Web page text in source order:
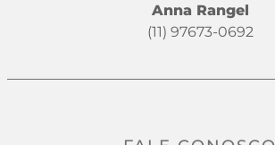
Anna Rangel
(11) 97673-0692